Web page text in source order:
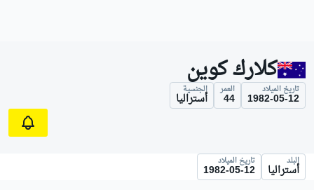
كلارك كوين
تاريخ الميلاد
1982-05-12
العمر
44
الجنسية
أستراليا
البلد
أستراليا
تاريخ الميلاد
1982-05-12